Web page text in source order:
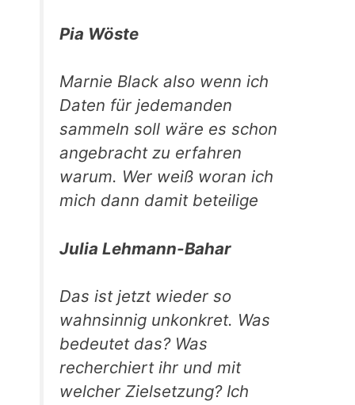
Pia Wöste
Marnie Black also wenn ich
Daten für jedemanden
sammeln soll wäre es schon
angebracht zu erfahren
warum. Wer weiß woran ich
mich dann damit beteilige
Julia Lehmann-Bahar
Das ist jetzt wieder so
wahnsinnig unkonkret. Was
bedeutet das? Was
recherchiert ihr und mit
welcher Zielsetzung? Ich